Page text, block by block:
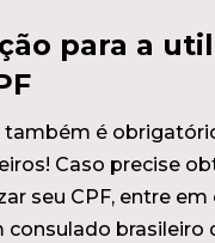
para a
também é
Caso precise
seu CPF, entre
consulado brasileiro